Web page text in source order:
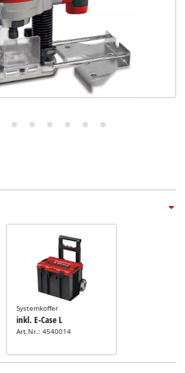
Systemkoffer
inkl. E-Case L
Art.Nr.: 4540014